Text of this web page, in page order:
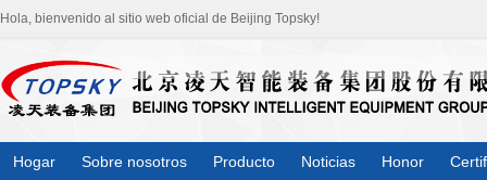
Hola, bienvenido al sitio web oficial de Beijing Topsky!
Hogar Sobre nosotros Producto Noticias Honor